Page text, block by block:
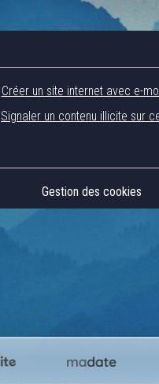
Créer un site internet avec e-
Signaler un contenu illicite sur
Gestion des cookies